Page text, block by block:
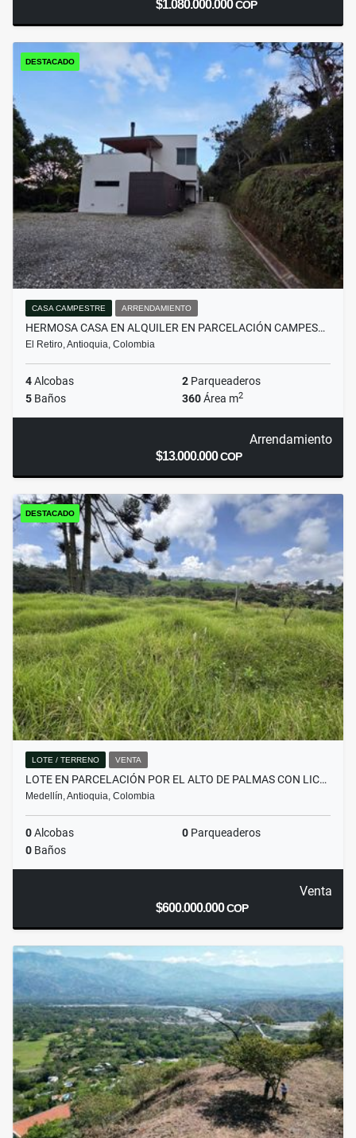
$1.080.000.000COP
DESTACADO
CASA CAMPESTRE ARRENDAMIENTO
HERMOSA CASA EN ALQUILER EN PARCELACIÓN CAMPES…
El Retiro, Antioquia, Colombia
4Alcobas 2 Parqueaderos
5 Baños 360Área m2
Arrendamiento
$13.000.000COP
DESTACADO
LOTE / TERRENO VENTA
LOTE EN PARCELACIÓN POR EL ALTO DE PALMAS CON LIC…
Medellín, Antioquia, Colombia
0Alcobas 0 Parqueaderos
0 Baños
Venta
$600.000.000COP